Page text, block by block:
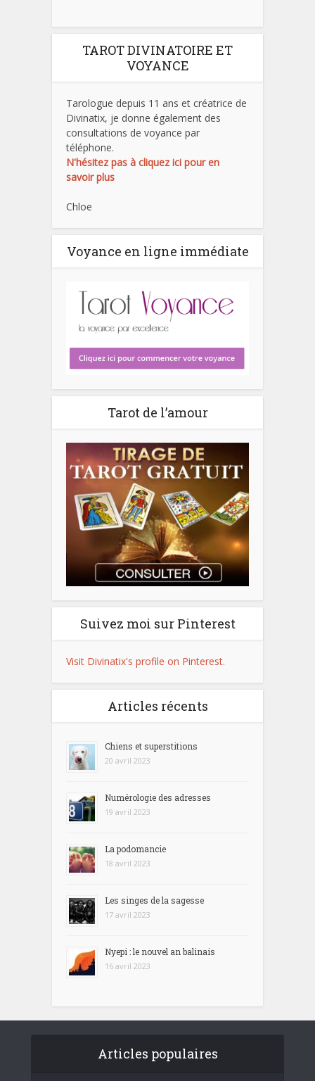
TAROT DIVINATOIRE ET
VOYANCE
Tarologue depuis 11 ans et créatrice de
Divinatix, je donne également des
consultations de voyance par
téléphone.
N'hésitez pas à cliquez ici pour en
savoir plus
Chloe
Voyance en ligne immédiate
Tarot de l’amour
Suivez moi sur Pinterest
Visit Divinatix's profile on Pinterest.
Articles récents
Chiens et superstitions
20 avril 2023
Numérologie des adresses
19 avril 2023
La podomancie
18 avril 2023
Les singes de la sagesse
17 avril 2023
Nyepi : le nouvel an balinais
16 avril 2023
Articles populaires